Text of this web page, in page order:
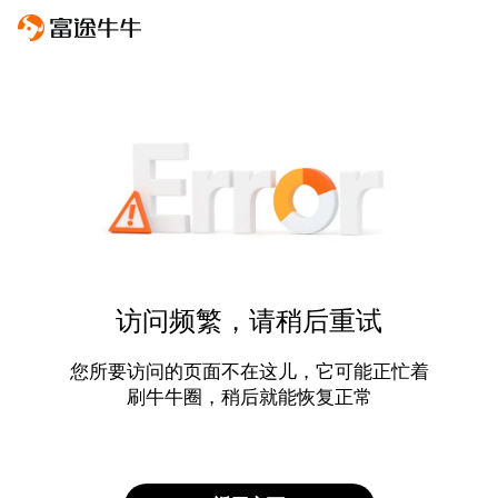
访问频繁，请稍后重试
您所要访问的页面不在这儿，它可能正忙着
刷牛牛圈，稍后就能恢复正常